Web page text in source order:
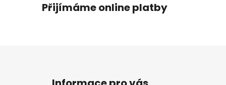
Přijímáme online platby